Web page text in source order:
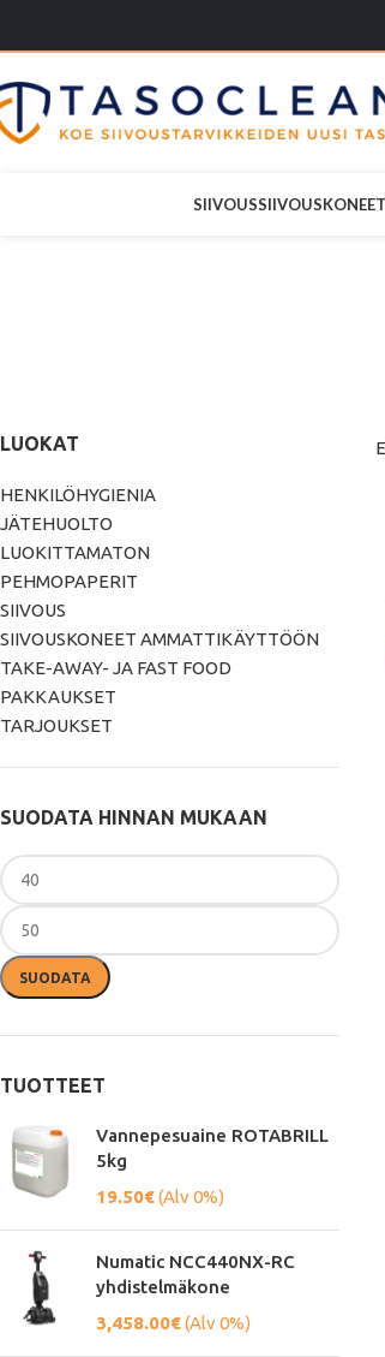
SIIVOUS
LUOKAT
HENKILÖHYGIENIA
JÄTEHUOLTO
LUOKITTAMATON
PEHMOPAPERIT
SIIVOUS
SIIVOUSKONEET AMMATTIKÄYTTÖÖN
TAKE-AWAY- JA FAST FOOD
PAKKAUKSET
TARJOUKSET
SUODATA HINNAN MUKAAN
SUODATA
TUOTTEET
Vannepesuaine ROTABRILL
5kg
19.50€(Alv 0%)
Numatic NCC440NX-RC
yhdistelmäkone
3,458.00€(Alv 0%)